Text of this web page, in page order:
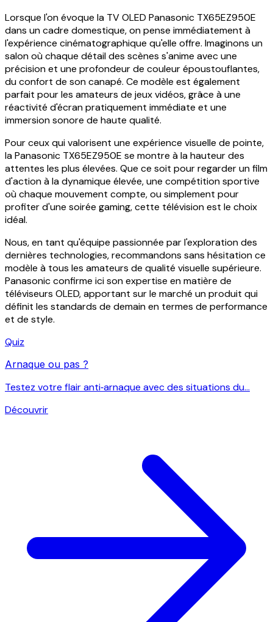
Lorsque l'on évoque la TV OLED Panasonic TX65EZ950E
dans un cadre domestique, on pense immédiatement à
l'expérience cinématographique qu'elle offre. Imaginons un
salon où chaque détail des scènes s'anime avec une
précision et une profondeur de couleur époustouflantes,
du confort de son canapé. Ce modèle est également
parfait pour les amateurs de jeux vidéos, grâce à une
réactivité d'écran pratiquement immédiate et une
immersion sonore de haute qualité.
Pour ceux qui valorisent une expérience visuelle de pointe,
la Panasonic TX65EZ950E se montre à la hauteur des
attentes les plus élevées. Que ce soit pour regarder un film
d'action à la dynamique élevée, une compétition sportive
où chaque mouvement compte, ou simplement pour
profiter d'une soirée gaming, cette télévision est le choix
idéal.
Nous, en tant qu'équipe passionnée par l'exploration des
dernières technologies, recommandons sans hésitation ce
modèle à tous les amateurs de qualité visuelle supérieure.
Panasonic confirme ici son expertise en matière de
téléviseurs OLED, apportant sur le marché un produit qui
définit les standards de demain en termes de performance
et de style.
Quiz
Arnaque ou pas ?
Testez votre flair anti‑arnaque avec des situations du...
Découvrir